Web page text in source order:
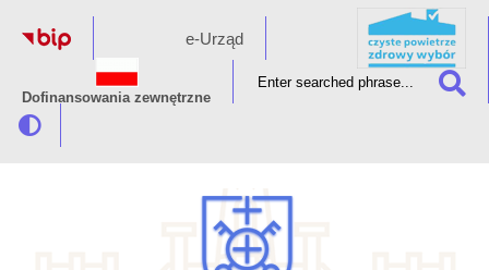
e-Urząd
Dofinansowania zewnętrzne